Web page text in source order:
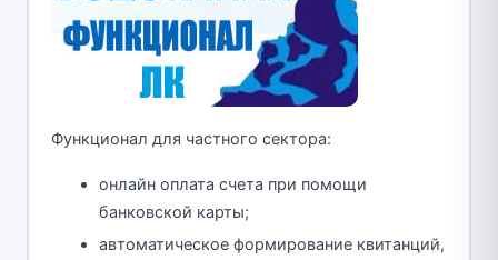
Функционал для частного сектора:
онлайн оплата счета при помощи
банковской карты;
автоматическое формирование квитанций,